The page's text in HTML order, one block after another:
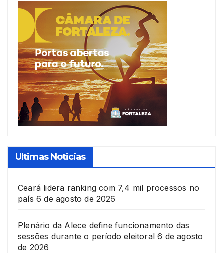
Ultimas Noticias
Ceará lidera ranking com 7,4 mil processos no
país 6 de agosto de 2026
Plenário da Alece define funcionamento das
sessões durante o período eleitoral 6 de agosto
de 2026